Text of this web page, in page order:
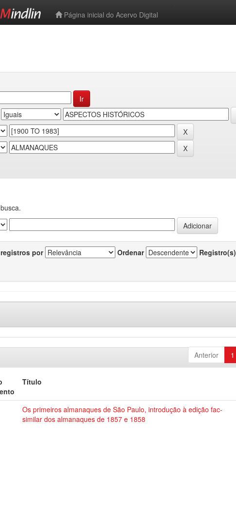
Página inicial do Acervo Digital
por Ordenar Registro(s)
Anterior 1
Título
Os primeiros almanaques de São Paulo, introdução à edição fac-
similar dos almanaques de 1857 e 1858